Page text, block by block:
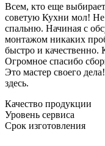
Всем, кто еще
советую Кухни мол! Не
спальню. Начиная с
монтажом никаких
быстро и
Огромное спасибо
Это мастер своего
здесь.
Качество продукции
Уровень сервиса
Срок изготовления